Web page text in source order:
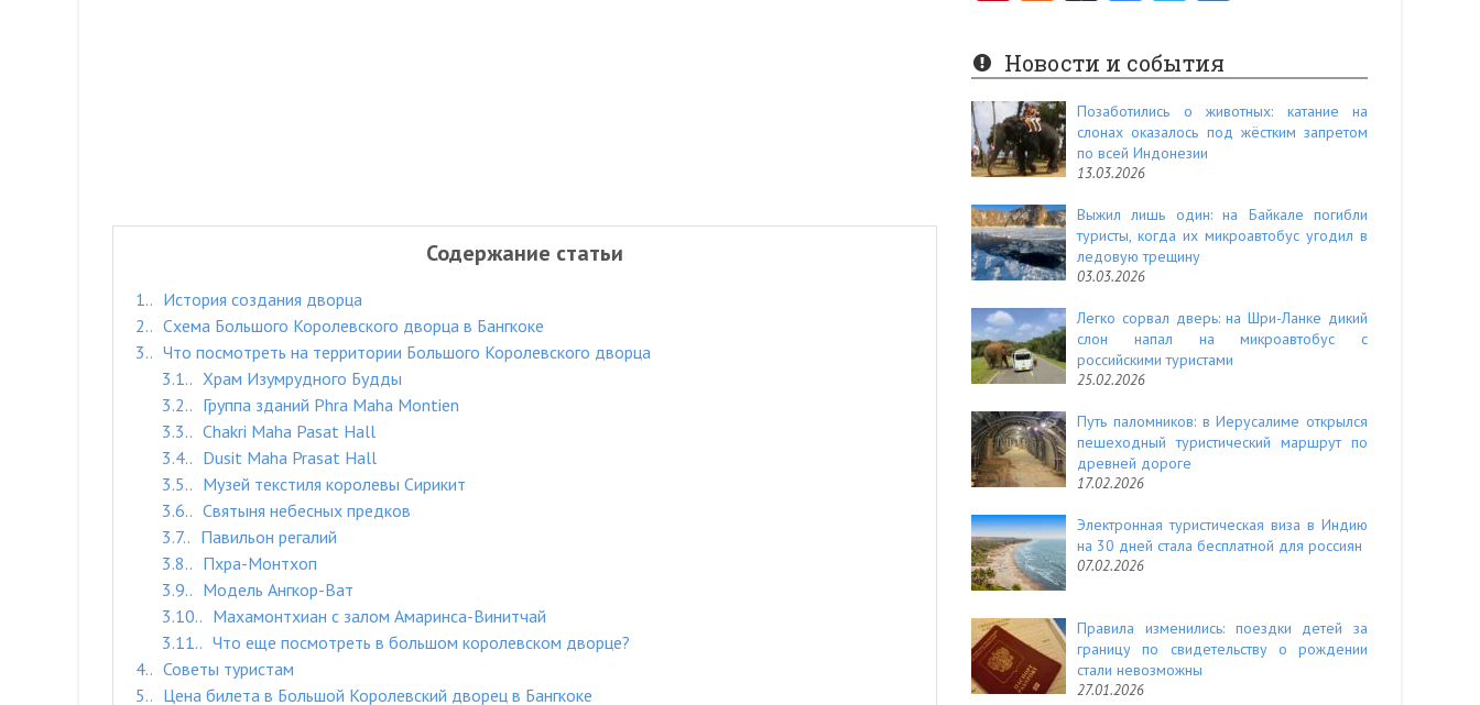
Содержание статьи
1.
История создания дворца
2.
Схема Большого Королевского дворца в Бангкоке
3.
Что посмотреть на территории Большого Королевского дворца
3.1.
Храм Изумрудного Будды
3.2.
Группа зданий Phra Maha Montien
3.3.
Chakri Maha Pasat Hall
3.4.
Dusit Maha Prasat Hall
3.5.
Музей текстиля королевы Сирикит
3.6.
Святыня небесных предков
3.7.
Павильон регалий
3.8.
Пхра-Монтхоп
3.9.
Модель Ангкор-Ват
3.10.
Махамонтхиан с залом Амаринса-Винитчай
3.11.
Что еще посмотреть в большом королевском дворце?
4.
Советы туристам
5.
Цена билета в Большой Королевский дворец в Бангкоке
er
es
t
e
d
Новости и события
Позаботились о животных: катание на
слонах оказалось под жёстким запретом
по всей Индонезии
13.03.2026
Выжил лишь один: на Байкале погибли
туристы, когда их микроавтобус угодил в
ледовую трещину
03.03.2026
Легко сорвал дверь: на Шри-Ланке дикий
слон напал на микроавтобус с
российскими туристами
25.02.2026
Путь паломников: в Иерусалиме открылся
пешеходный туристический маршрут по
древней дороге
17.02.2026
Электронная туристическая виза в Индию
на 30 дней стала бесплатной для россиян
07.02.2026
Правила изменились: поездки детей за
границу по свидетельству о рождении
стали невозможны
27.01.2026